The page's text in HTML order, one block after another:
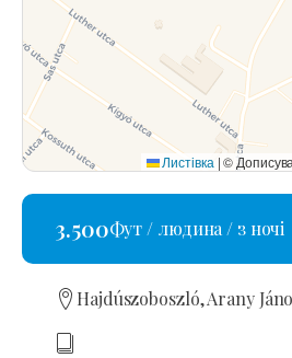
Листівка |©
3.500Фут / людина / з ночі
Hajdúszoboszló, Arany